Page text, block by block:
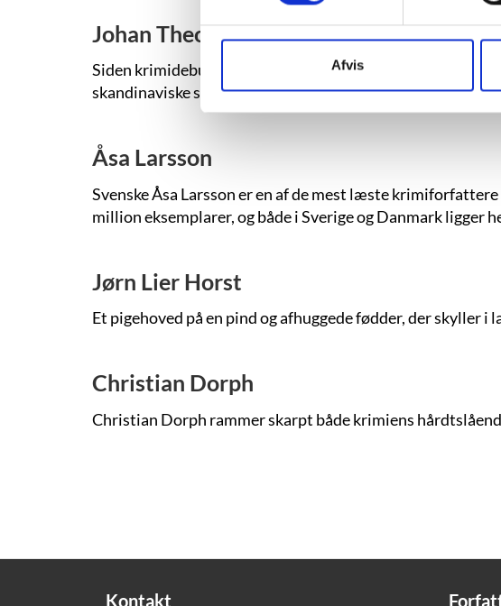
Afvis
Johan Theorin
Siden krimidebuten i 2007 har svenske Johan Theorin
skandinaviske slipstrøm af kriminalromaner, var det med
Åsa Larsson
Svenske Åsa Larsson er en af de mest læste
million eksemplarer, og både i Sverige og Danmark ligger
Jørn Lier Horst
Et pigehoved på en pind og afhuggede fødder, der skyller i
Christian Dorph
Christian Dorph rammer skarpt både krimiens
Kontakt